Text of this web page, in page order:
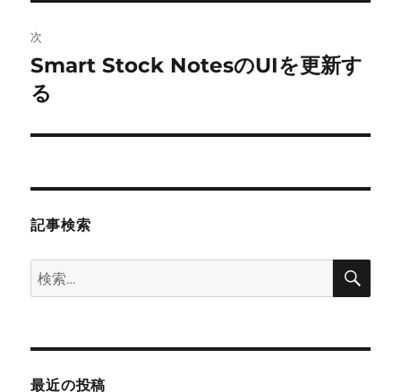
ゲ
ー
シ
ン
稿:
次
次
の
稿:
Smart Stock NotesのUIを更新す
る
記事検索
検
索:
検
最近の投稿